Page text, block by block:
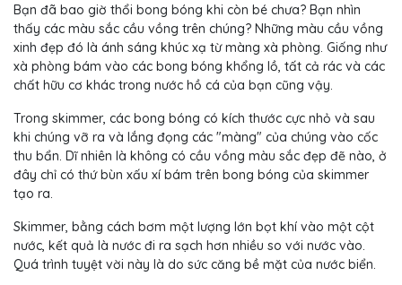
Bạn đã bao giờ thổi bong bóng khi còn bé chưa? Bạn nhìn
thấy các màu sắc cầu vồng trên chúng? Những màu cầu vồng
xinh đẹp đó là ánh sáng khúc xạ từ màng xà phòng. Giống như
xà phòng bám vào các bong bóng khổng lồ, tất cả rác và các
chất hữu cơ khác trong nước hồ cá của bạn cũng vậy.
Trong skimmer, các bong bóng có kích thước cực nhỏ và sau
khi chúng vỡ ra và lắng đọng các "màng" của chúng vào cốc
thu bẩn. Dĩ nhiên là không có cầu vồng màu sắc đẹp đẽ nào, ở
đây chỉ có thứ bùn xấu xí bám trên bong bóng của skimmer
tạo ra.
Skimmer, bằng cách bơm một lượng lớn bọt khí vào một cột
nước, kết quả là nước đi ra sạch hơn nhiều so với nước vào.
Quá trình tuyệt vời này là do sức căng bề mặt của nước biển.